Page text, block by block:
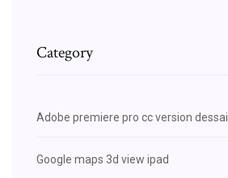
Category
Adobe premiere pro cc version dessai
Google maps 3d view ipad